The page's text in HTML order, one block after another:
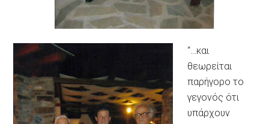
“…και
θεωρείται
παρήγορο το
γεγονός ότι
υπάρχουν